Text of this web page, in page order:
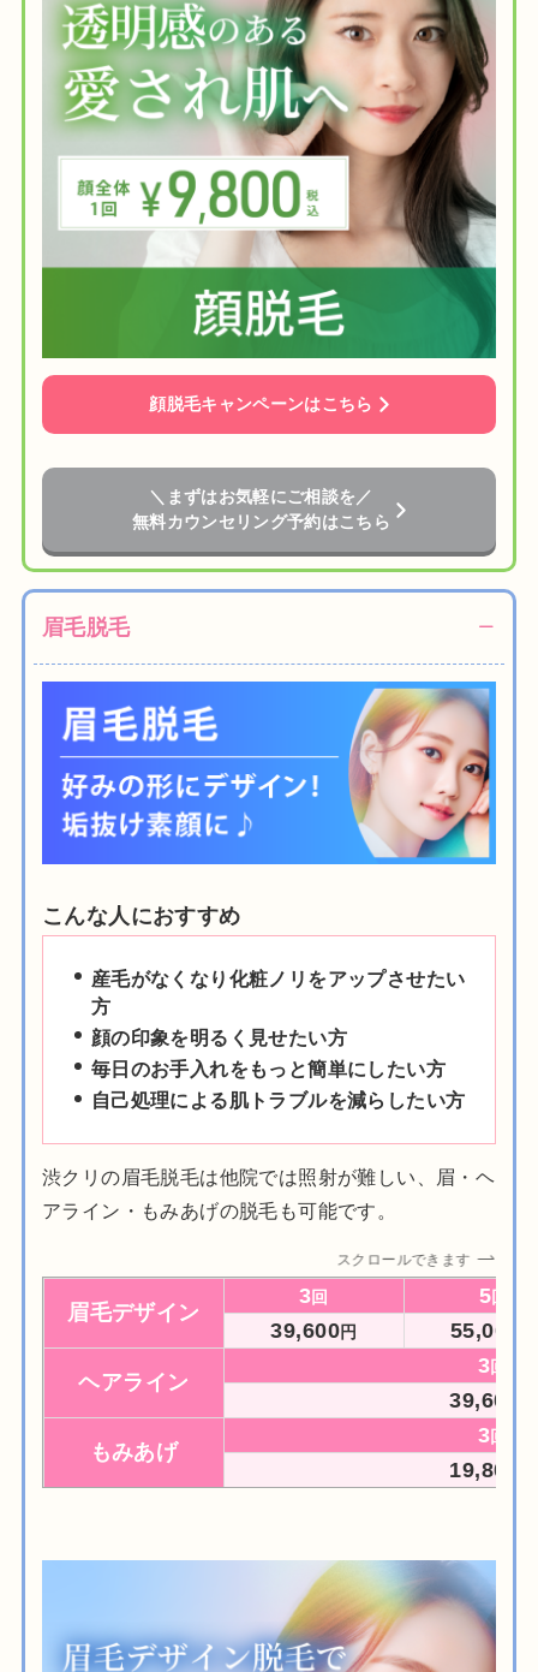
顔脱毛キャンペーンはこちら
＼まずはお気軽にご相談を／
無料カウンセリング予約はこちら
眉毛脱毛
こんな人におすすめ
産毛がなくなり化粧ノリをアップさせたい
方
顔の印象を明るく見せたい方
毎日のお手入れをもっと簡単にしたい方
自己処理による肌トラブルを減らしたい方
渋クリの眉毛脱毛は他院では照射が難しい、眉・ヘ
アライン・もみあげの脱毛も可能です。
スクロールできます
眉毛デザイン
3回 5回
39,600円 55,000
ヘアライン
3回
39,600
もみあげ
3回
19,800